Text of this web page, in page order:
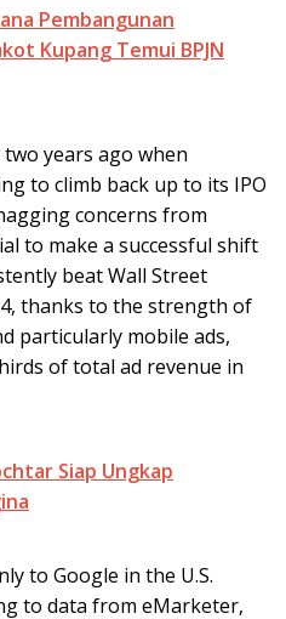
Pembangunan
Kupang Temui BPJN
years ago when
to climb back up to its IPO
concerns from
to make a successful shift
beat Wall Street
thanks to the strength of
particularly mobile ads,
of total ad revenue in
Siap Ungkap
to Google in the U.S.
to data from eMarketer,